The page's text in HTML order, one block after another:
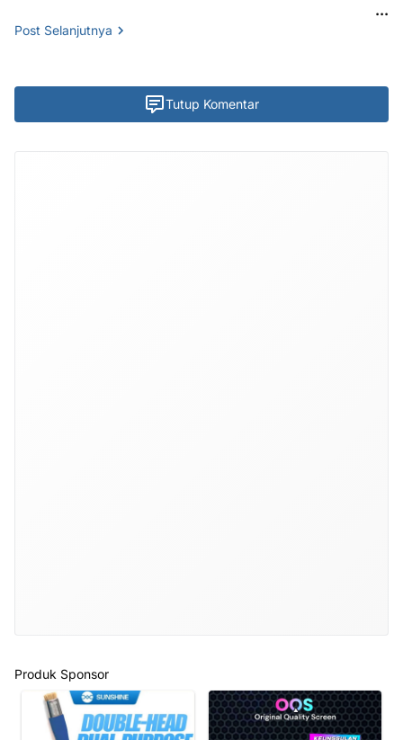
...
Post Selanjutnya
Tutup Komentar
Produk Sponsor